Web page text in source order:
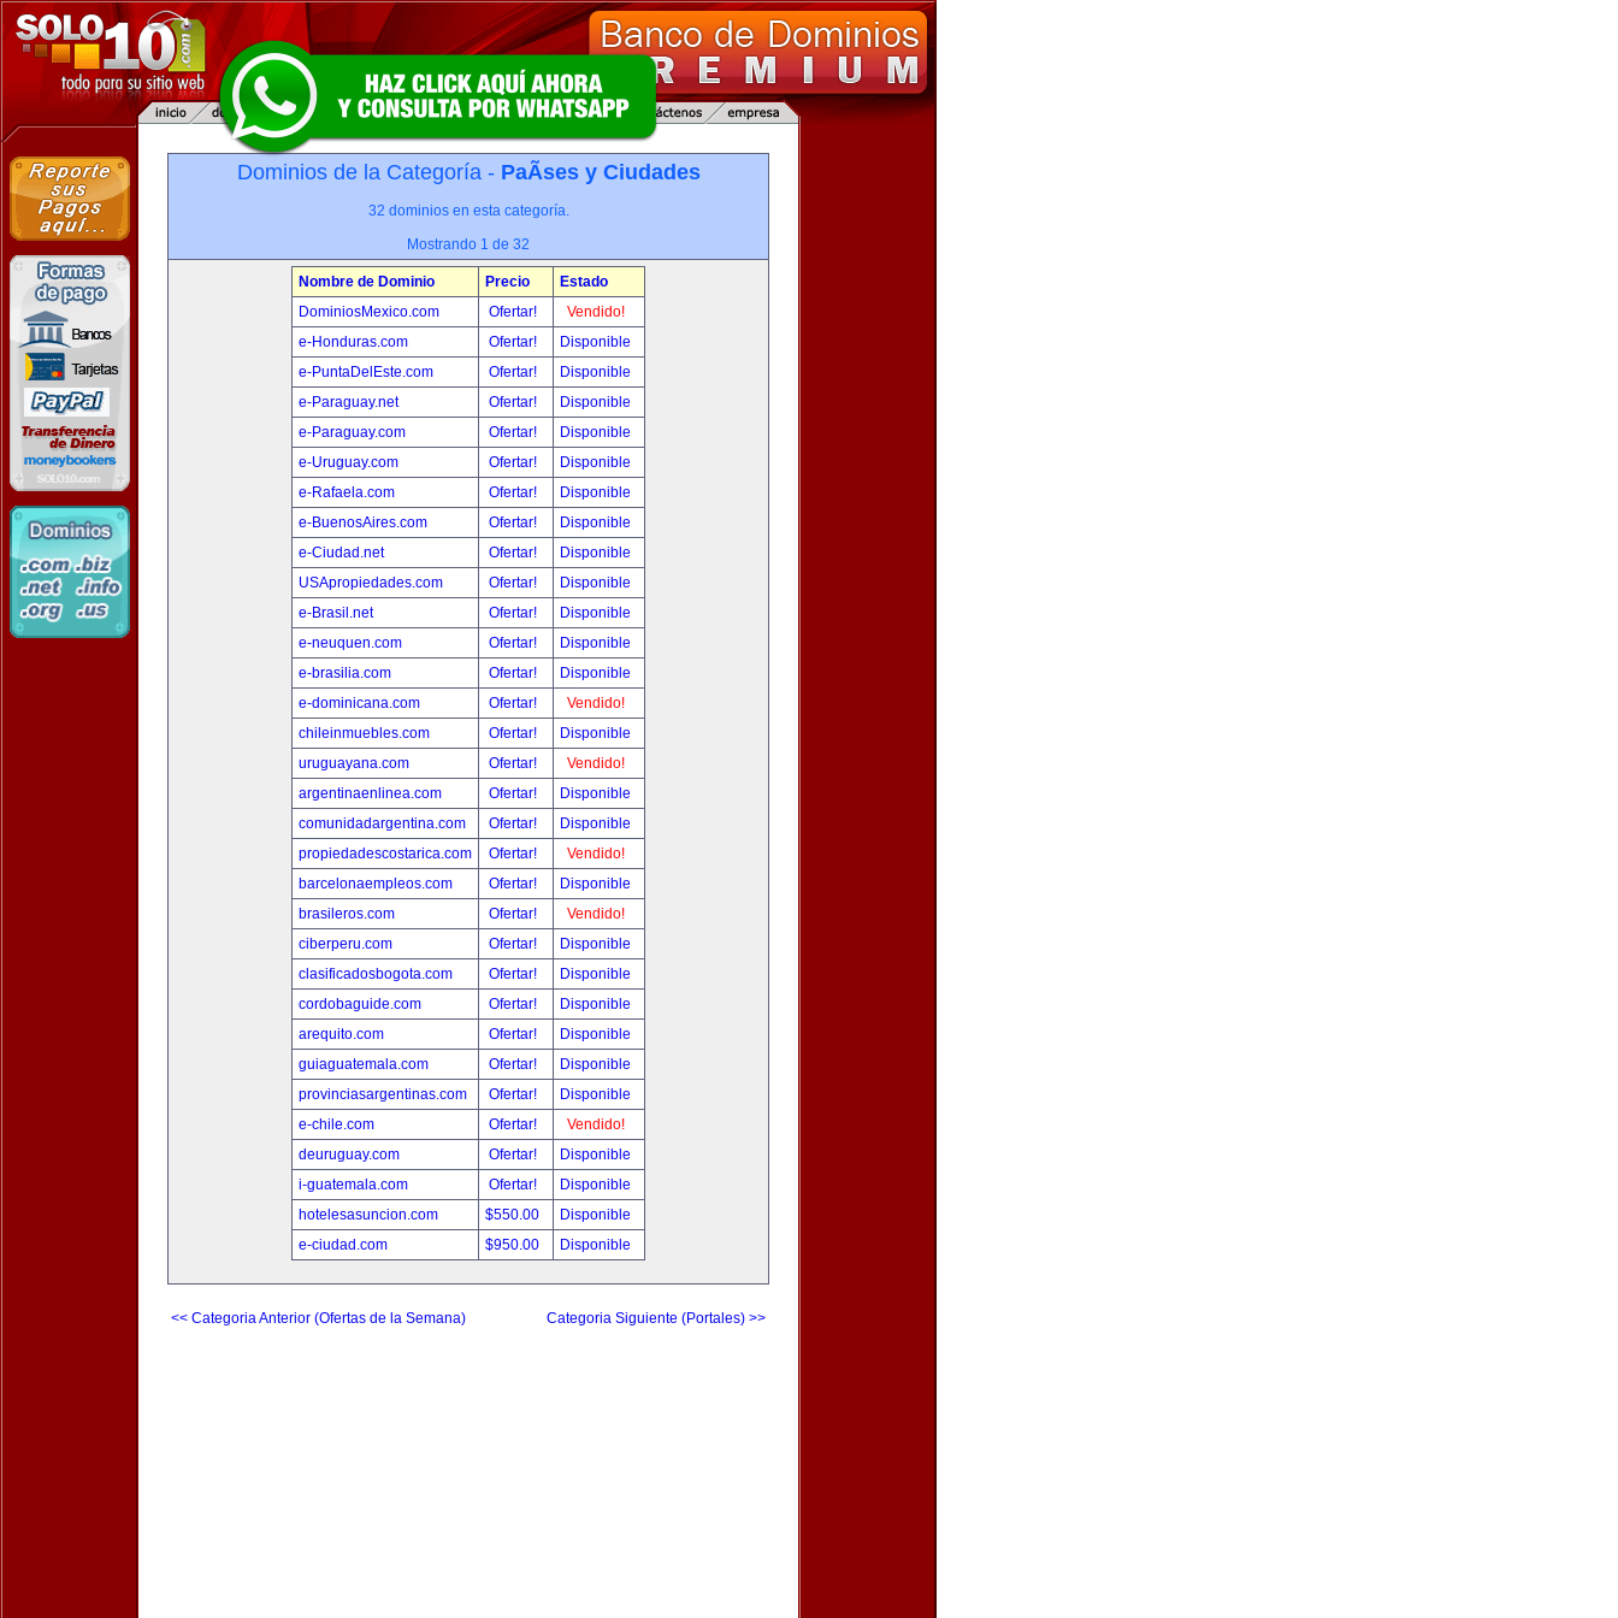
Dominios de la Categoría - PaÃ­ses y Ciudades
32 dominios en esta categoría.
Mostrando 1 de 32
Nombre de Dominio Precio
Estado
DominiosMexico.com
Ofertar!
Vendido!
e-Honduras.com
Ofertar!
Disponible
e-PuntaDelEste.com
Ofertar!
Disponible
e-Paraguay.net
Ofertar!
Disponible
e-Paraguay.com
Ofertar!
Disponible
e-Uruguay.com
Ofertar!
Disponible
e-Rafaela.com
Ofertar!
Disponible
e-BuenosAires.com
Ofertar!
Disponible
e-Ciudad.net
Ofertar!
Disponible
USApropiedades.com
Ofertar!
Disponible
e-Brasil.net
Ofertar!
Disponible
e-neuquen.com
Ofertar!
Disponible
e-brasilia.com
Ofertar!
Disponible
e-dominicana.com
Ofertar!
Vendido!
chileinmuebles.com
Ofertar!
Disponible
uruguayana.com
Ofertar!
Vendido!
argentinaenlinea.com
Ofertar!
Disponible
comunidadargentina.com
Ofertar!
Disponible
propiedadescostarica.com
Ofertar!
Vendido!
barcelonaempleos.com
Ofertar!
Disponible
brasileros.com
Ofertar!
Vendido!
ciberperu.com
Ofertar!
Disponible
clasificadosbogota.com
Ofertar!
Disponible
cordobaguide.com
Ofertar!
Disponible
arequito.com
Ofertar!
Disponible
guiaguatemala.com
Ofertar!
Disponible
provinciasargentinas.com
Ofertar!
Disponible
e-chile.com
Ofertar!
Vendido!
deuruguay.com
Ofertar!
Disponible
i-guatemala.com
Ofertar!
Disponible
hotelesasuncion.com
$550.00
Disponible
e-ciudad.com
$950.00 Disponible
<< Categoria Anterior (Ofertas de la Semana) Categoria Siguiente (Portales) >>